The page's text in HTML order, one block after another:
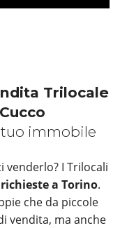
Trilocale
immobile
I Trilocali
a Torino.
che da piccole
vendita, ma anche